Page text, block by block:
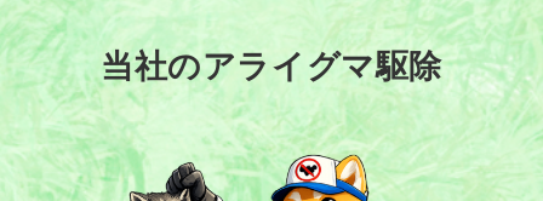
当社のアライグマ駆除